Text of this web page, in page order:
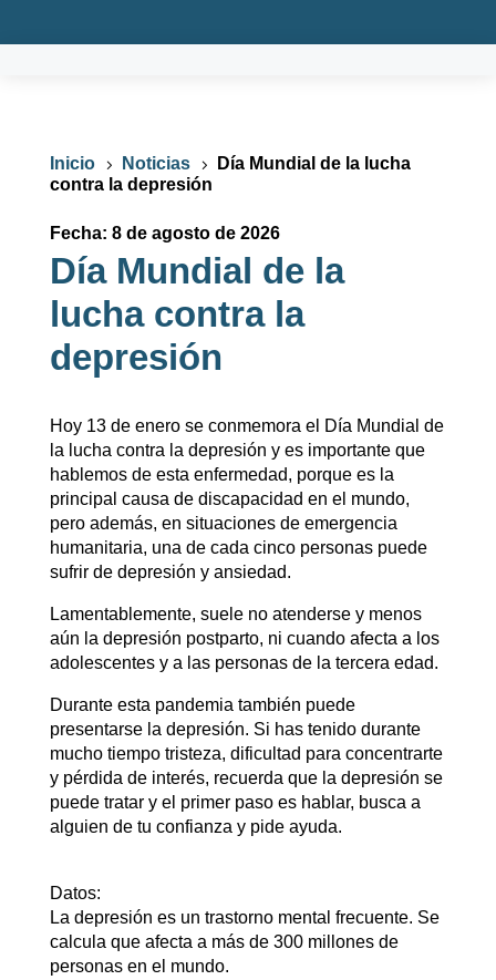
Inicio 5 Noticias 5
Día Mundial de la lucha
contra la depresión
Fecha: 8 de agosto de 2026
Día Mundial de la
lucha contra la
depresión
Hoy 13 de enero se conmemora el Día Mundial de
la lucha contra la depresión y es importante que
hablemos de esta enfermedad, porque es la
principal causa de discapacidad en el mundo,
pero además, en situaciones de emergencia
humanitaria, una de cada cinco personas puede
sufrir de depresión y ansiedad.
Lamentablemente, suele no atenderse y menos
aún la depresión postparto, ni cuando afecta a los
adolescentes y a las personas de la tercera edad.
Durante esta pandemia también puede
presentarse la depresión. Si has tenido durante
mucho tiempo tristeza, dificultad para concentrarte
y pérdida de interés, recuerda que la depresión se
puede tratar y el primer paso es hablar, busca a
alguien de tu confianza y pide ayuda.
Datos:
La depresión es un trastorno mental frecuente. Se
calcula que afecta a más de 300 millones de
personas en el mundo.